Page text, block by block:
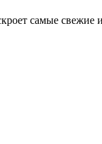
самые свежие